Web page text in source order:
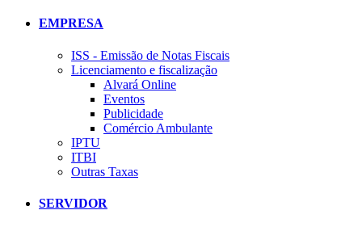
EMPRESA
ISS - Emissão de Notas Fiscais
Licenciamento e fiscalização
Alvará Online
Eventos
Publicidade
Comércio Ambulante
IPTU
ITBI
Outras Taxas
SERVIDOR